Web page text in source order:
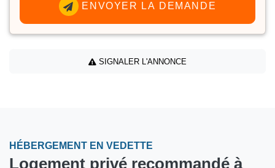
ENVOYER LA DEMANDE
SIGNALER L'ANNONCE
HÉBERGEMENT EN VEDETTE
Logement privé recommandé à